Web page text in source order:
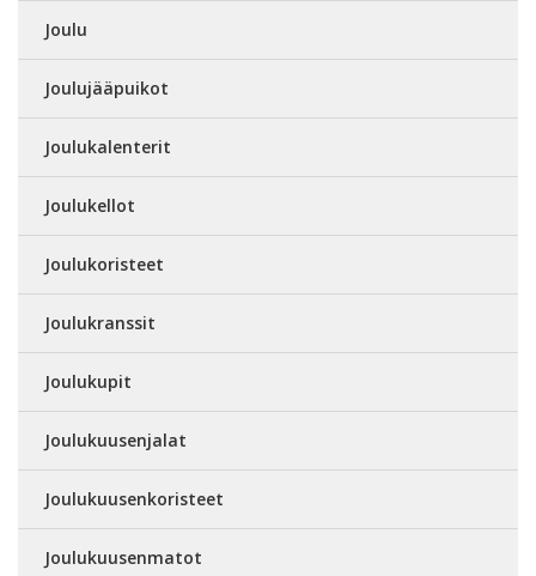
Joulu
Joulujääpuikot
Joulukalenterit
Joulukellot
Joulukoristeet
Joulukranssit
Joulukupit
Joulukuusenjalat
Joulukuusenkoristeet
Joulukuusenmatot